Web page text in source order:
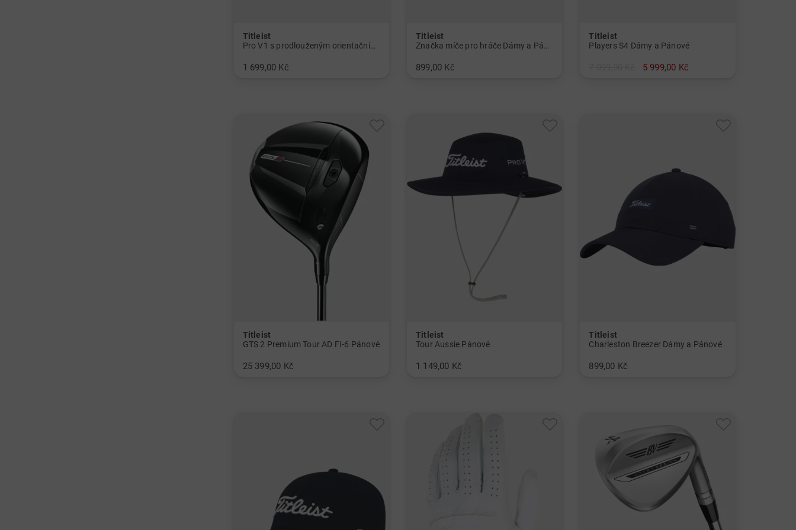
Titleist
Pro V1 s prodlouženým orientačním proužkem 65% Dámy a Pánové
1 699,00 Kč
Titleist
899,00 Kč
Titleist
Players S4 Dámy a Pánové
5 999,00 Kč
Titleist
GTS 2 Premium Tour AD FI-6 Pánové
25 399,00 Kč
Titleist
Tour Aussie Pánové
1 149,00 Kč
Titleist
Charleston Breezer Dámy a Pánové
899,00 Kč